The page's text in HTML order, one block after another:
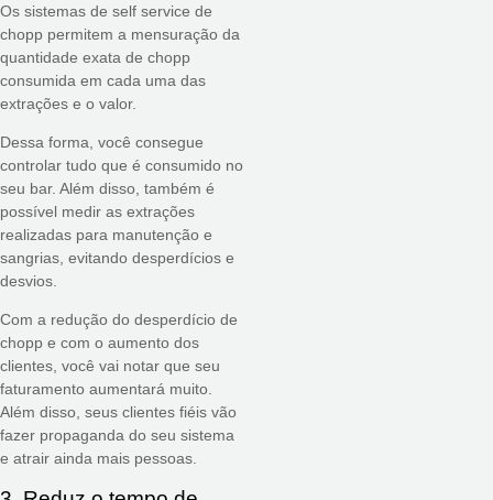
Os sistemas de self service de
chopp permitem a mensuração da
quantidade exata de chopp
consumida em cada uma das
extrações e o valor.
Dessa forma, você consegue
controlar tudo que é consumido no
seu bar. Além disso, também é
possível medir as extrações
realizadas para manutenção e
sangrias, evitando desperdícios e
desvios.
Com a redução do desperdício de
chopp e com o aumento dos
clientes, você vai notar que seu
faturamento aumentará muito.
Além disso, seus clientes fiéis vão
fazer propaganda do seu sistema
e atrair ainda mais pessoas.